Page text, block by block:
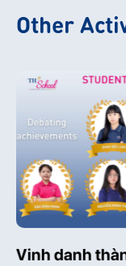
Other
Vinh danh